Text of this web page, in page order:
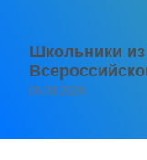
Школьники
06.08.2026